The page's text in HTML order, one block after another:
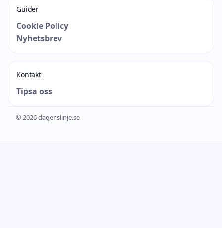
Guider
Cookie Policy
Nyhetsbrev
Kontakt
Tipsa oss
© 2026 dagenslinje.se